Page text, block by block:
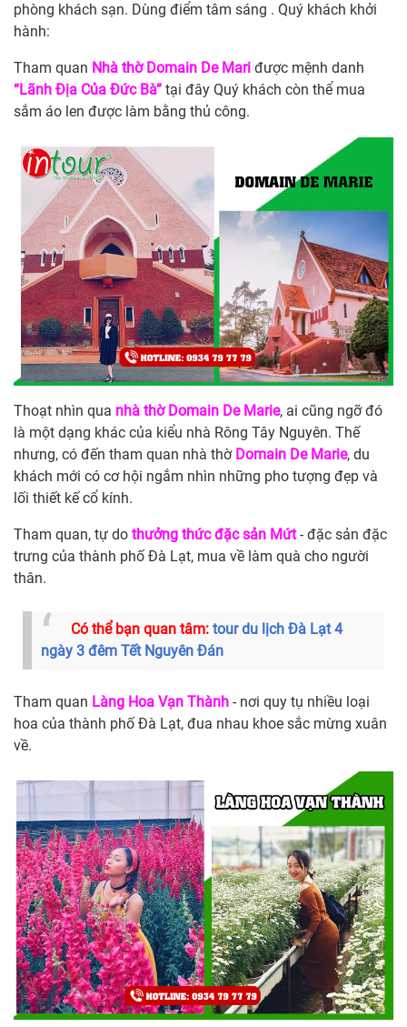
phòng khách sạn. Dùng điểm tâm sáng . Quý khách khởi
hành:
Tham quan Nhà thờ Domain De Mari được mệnh danh
“Lãnh Địa Của Đức Bà” tại đây Quý khách còn thể mua
sắm áo len được làm bằng thủ công.
Thoạt nhìn qua nhà thờ Domain De Marie, ai cũng ngỡ đó
là một dạng khác của kiểu nhà Rông Tây Nguyên. Thế
nhưng, có đến tham quan nhà thờ Domain De Marie, du
khách mới có cơ hội ngắm nhìn những pho tượng đẹp và
lối thiết kế cổ kính.
Tham quan, tự do thưởng thức đặc sản Mứt - đặc sản đặc
trưng của thành phố Đà Lạt, mua về làm quà cho người
thân.
Có thể bạn quan tâm: tour du lịch Đà Lạt 4
ngày 3 đêm Tết Nguyên Đán
Tham quan Làng Hoa Vạn Thành - nơi quy tụ nhiều loại
hoa của thành phố Đà Lạt, đua nhau khoe sắc mừng xuân
về.